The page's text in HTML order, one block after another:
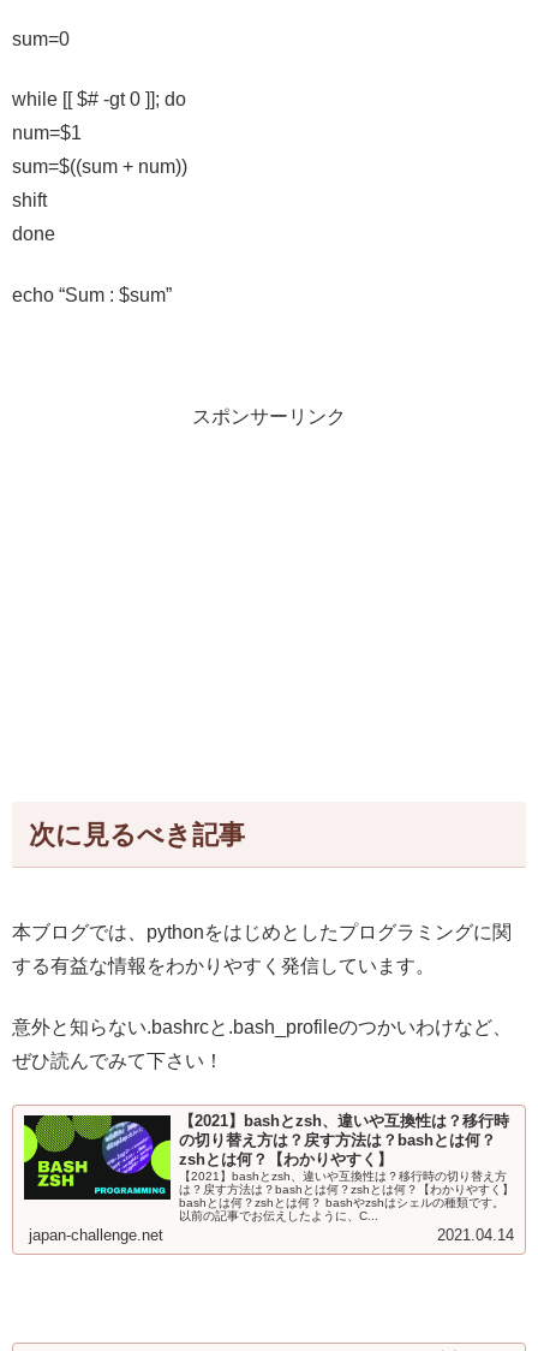
sum=0
while [[ $# -gt 0 ]]; do
num=$1
sum=$((sum + num))
shift
done
echo “Sum : $sum”
スポンサーリンク
次に見るべき記事
本ブログでは、pythonをはじめとしたプログラミングに関
する有益な情報をわかりやすく発信しています。
意外と知らない.bashrcと.bash_profileのつかいわけなど、
ぜひ読んでみて下さい！
【2021】bashとzsh、違いや互換性は？移行時
の切り替え方は？戻す方法は？bashとは何？
zshとは何？【わかりやすく】
【2021】bashとzsh、違いや互換性は？移行時の切り替え方
は？戻す方法は？bashとは何？zshとは何？【わかりやすく】
bashとは何？zshとは何？ bashやzshはシェルの種類です。
以前の記事でお伝えしたように、C...
japan-challenge.net 2021.04.14